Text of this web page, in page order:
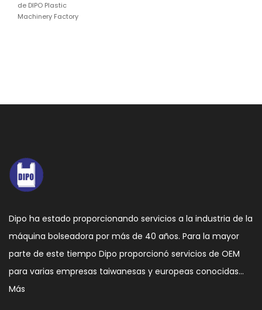
de DIPO Plastic
Machinery Factory
Dipo ha estado proporcionando servicios a la industria de la
máquina bolseadora por más de 40 años. Para la mayor
parte de este tiempo Dipo proporcionó servicios de OEM
para varias empresas taiwanesas y europeas conocidas…
Más